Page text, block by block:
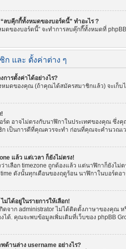
ลบคุีกกี้ทั้งหมดของบอร์ดนี้” ทำอะไร ?
ดของบอร์ดนี้” จะทำการลบคุ๊กกี๊ทั้งหมดที่
ก และ ตั้งค่าต่าง ๆ
การตั้งค่าได้อย่างไร?
มดของคุณ (ถ้าคุณได้สมัครสมาชิกแล้ว) จะเก็บ
ด อาจไม่ตรงกับนาฬิกาในประเทศของคุณ ซึ่ง
ก เป็นการดีที่คุณควรจะทำ ก่อนที่คุณจะคำนวณเ
แล้ว แต่เวลา ก็ยังไม่ตรง!
เลือก timezone ถูกต้องแล้ว แต่นาฬิกาก็ยังไม่ต
time ดังนั้นทุกเดือนของฤดูร้อน นาฬิกาในบอร์ด
ม่ได้อยู่ในรายการให้เลือก!
ดจาก administrator ไม่ได้ติดตั้งภาษาของคุณ
ได้. คุณจะพบข้อมูลเพิ่มเติมที่เว็บของ phpBB
ด้านล่าง username อย่างไร?